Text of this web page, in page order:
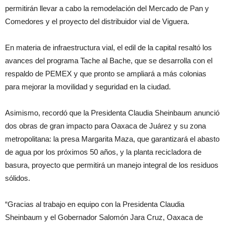
permitirán llevar a cabo la remodelación del Mercado de Pan y
Comedores y el proyecto del distribuidor vial de Viguera.
En materia de infraestructura vial, el edil de la capital resaltó los
avances del programa Tache al Bache, que se desarrolla con el
respaldo de PEMEX y que pronto se ampliará a más colonias
para mejorar la movilidad y seguridad en la ciudad.
Asimismo, recordó que la Presidenta Claudia Sheinbaum anunció
dos obras de gran impacto para Oaxaca de Juárez y su zona
metropolitana: la presa Margarita Maza, que garantizará el abasto
de agua por los próximos 50 años, y la planta recicladora de
basura, proyecto que permitirá un manejo integral de los residuos
sólidos.
“Gracias al trabajo en equipo con la Presidenta Claudia
Sheinbaum y el Gobernador Salomón Jara Cruz, Oaxaca de